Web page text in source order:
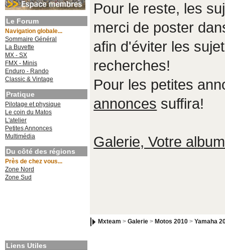
Le Forum
Navigation globale...
Sommaire Général
La Buvette
MX - SX
FMX - Minis
Enduro - Rando
Classic & Vintage
Pratique
Pilotage et physique
Le coin du Matos
L'atelier
Petites Annonces
Multimédia
Du côté des régions
Près de chez vous...
Zone Nord
Zone Sud
Liens Utiles
Pour le reste, les
merci de poster
afin d'éviter les
recherches!
Pour les petites
annonces suffira!
Galerie, Votre
Mxteam >Galerie > Motos 2010 >Yamaha